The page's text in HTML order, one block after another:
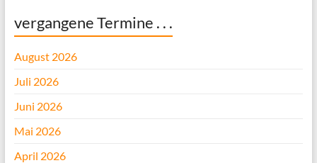
vergangene Termine . . .
August 2026
Juli 2026
Juni 2026
Mai 2026
April 2026